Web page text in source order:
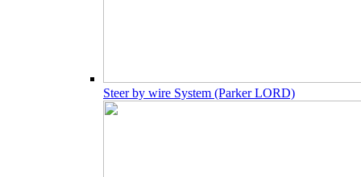
Steer by wire System (Parker LORD)